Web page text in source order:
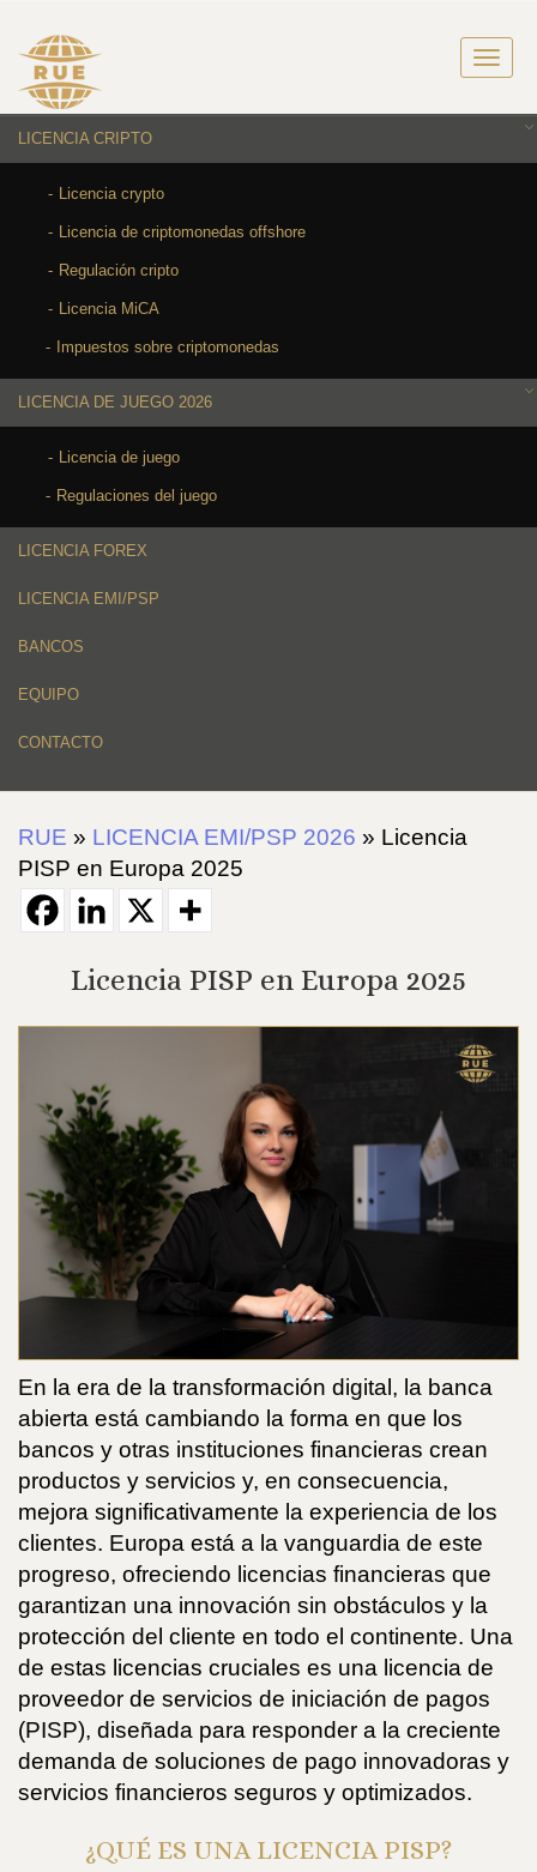
LICENCIA CRIPTO
Licencia crypto
Licencia de criptomonedas offshore
Regulación cripto
Licencia MiCA
Impuestos sobre criptomonedas
LICENCIA DE JUEGO 2026
Licencia de juego
Regulaciones del juego
LICENCIA FOREX
LICENCIA EMI/PSP
BANCOS
EQUIPO
CONTACTO
RUE » LICENCIA EMI/PSP 2026 » Licencia
PISP en Europa 2025
Licencia PISP en Europa 2025
En la era de la transformación digital, la banca
abierta está cambiando la forma en que los
bancos y otras instituciones financieras crean
productos y servicios y, en consecuencia,
mejora significativamente la experiencia de los
clientes. Europa está a la vanguardia de este
progreso, ofreciendo licencias financieras que
garantizan una innovación sin obstáculos y la
protección del cliente en todo el continente. Una
de estas licencias cruciales es una licencia de
proveedor de servicios de iniciación de pagos
(PISP), diseñada para responder a la creciente
demanda de soluciones de pago innovadoras y
servicios financieros seguros y optimizados.
¿QUÉ ES UNA LICENCIA PISP?